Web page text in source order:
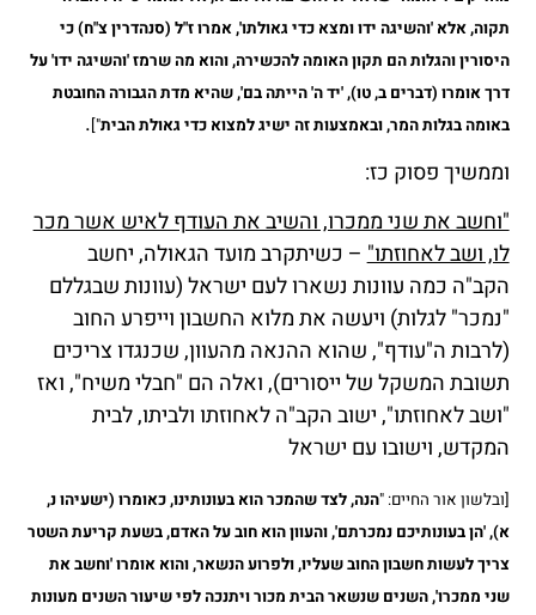
תקוה, אלא 'והשיגה ידו ומצא כדי גאולתו', אמרו ז"ל (סנהדרין צ"ח) כי
היסורין והגלות הם תקון האומה להכשירה, והוא מה שרמז 'והשיגה ידו' על
דרך אומרו (דברים ב, טו), 'יד ה' הייתה בם', שהיא מדת הגבורה החובטת
באומה בגלות המר, ובאמצעות זה ישיג למצוא כדי גאולת הבית"]
.
וממשיך פסוק כז:
"וחשב את שני ממכרו, והשיב את העודף לאיש אשר מכר
לו, ושב לאחוזתו"– כשיתקרב מועד הגאולה, יחשב
הקב"ה כמה עוונות נשארו לעם ישראל (עוונות שבגללם
"נמכר" לגלות) ויעשה את מלוא החשבון וייפרע החוב
(לרבות ה"עודף", שהוא ההנאה מהעוון, שכנגדו צריכים
תשובת המשקל של ייסורים), ואלה הם "חבלי משיח", ואז
"ושב לאחוזתו", ישוב הקב"ה לאחוזתו ולביתו, לבית
המקדש, וישובו עם ישראל
[ובלשון אור החיים: "הנה, לצד שהמכר הוא בעונותינו, כאומרו (ישעיהו נ,
א), 'הן בעונותיכם נמכרתם', והעוון הוא חוב על האדם, בשעת קריעת השטר
צריך לעשות חשבון החוב שעליו, ולפרוע הנשאר, והוא אומרו 'וחשב את
שני ממכרו', השנים שנשאר הבית מכור ויתנכה לפי שיעור השנים מעונות